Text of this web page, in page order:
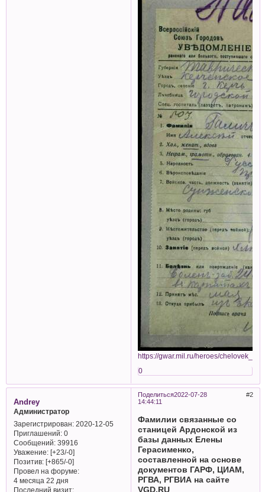
https://gwar.mil.ru/heroes/
0
Поделиться 2
2022-07-28
14:44:11
Andrey
Администратор
Зарегистрирован: 2020-12-05
Приглашений:0
Сообщений:39916
Уважение: [+23/-0]
Позитив: [+865/-0]
Провел на форуме:
4 месяца 22 дня
Последний визит:
Фамилии связанные со
станицей Ардонской из
базы данных Елены
Герасименко,
составленной на основе
документов ГАРФ, ЦИАМ,
РГВА, РГВИА на сайте
VGD.RU